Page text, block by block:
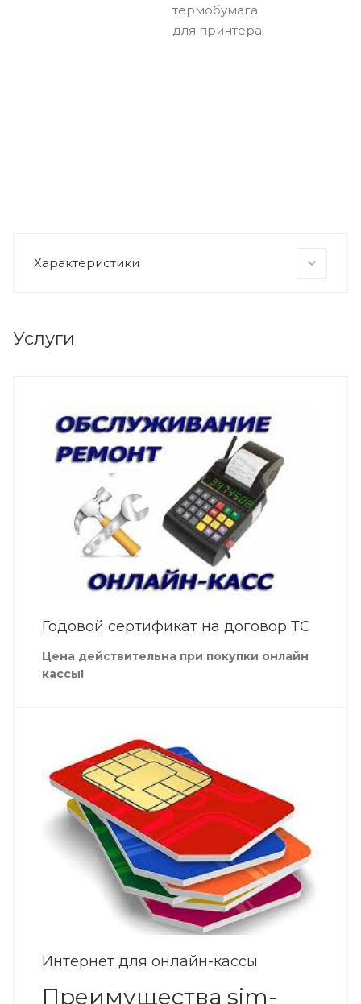
термобумага
для принтера
Характеристики
Услуги
Годовой сертификат на договор ТС
Цена действительна при покупки онлайн
кассы!
Интернет для онлайн-кассы
Преимущества sim-